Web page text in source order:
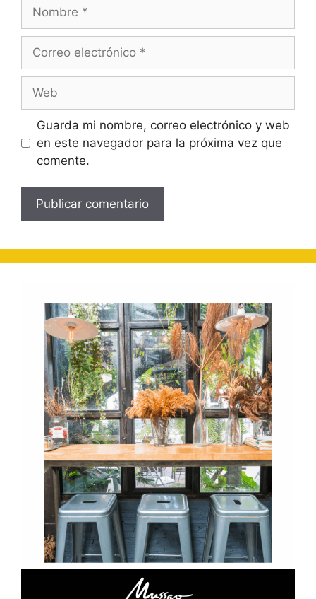
electrónico
Guarda mi nombre, correo electrónico y web
en este navegador para la próxima vez que
comente.